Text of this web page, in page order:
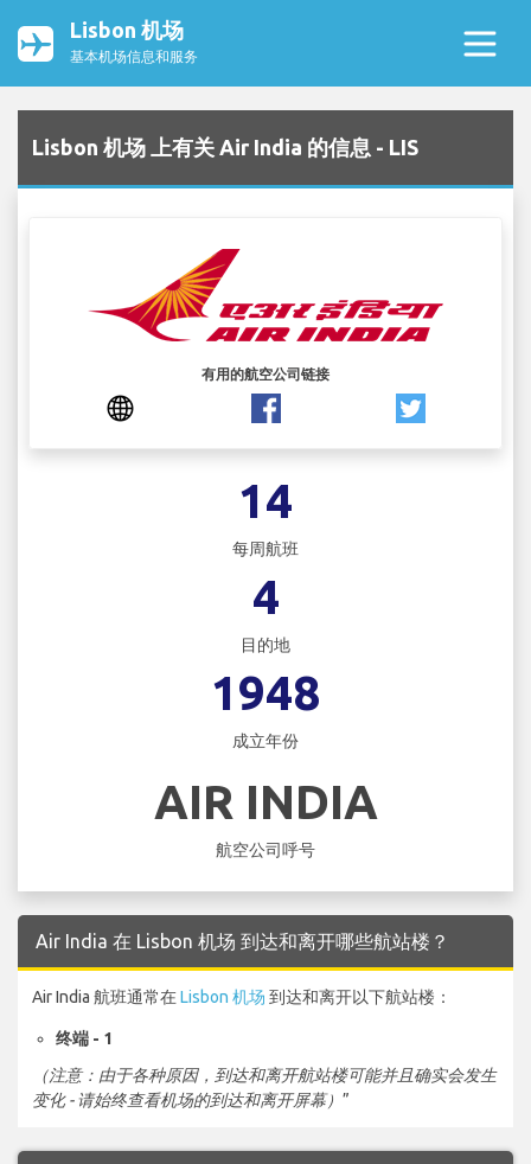
Lisbon 机场
基本机场信息和服务
Lisbon 机场 上有关 Air India 的信息 - LIS
有用的航空公司链接
14
每周航班
4
目的地
1948
成立年份
AIR INDIA
航空公司呼号
Air India 在 Lisbon 机场 到达和离开哪些航站楼？
Air India 航班通常在Lisbon 机场 到达和离开以下航站楼：
终端 - 1
（注意：由于各种原因，到达和离开航站楼可能并且确实会发生
变化 - 请始终查看机场的到达和离开屏幕） ”